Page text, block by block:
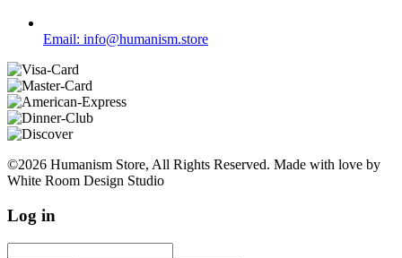
Email: info@humanism.store
©2026 Humanism Store, All Rights Reserved. Made with love by
White Room Design Studio
Log in